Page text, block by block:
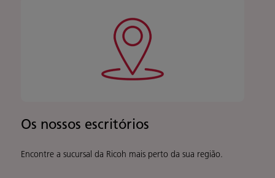
Os nossos escritórios
Encontre a sucursal da Ricoh mais perto da sua região.